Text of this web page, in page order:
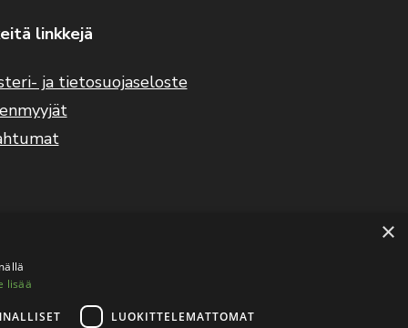
linkkejä
ja tietosuojaseloste
×
lisää
LUOKITTELEMATTOMAT